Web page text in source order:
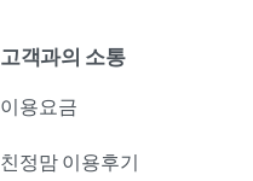
고객과의 소통
이용요금
친정맘 이용후기